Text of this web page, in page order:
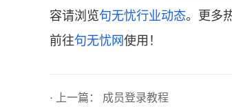
容请浏览句无忧行业动态。更多
前往句无忧网使用！
· 上一篇： 成员登录教程